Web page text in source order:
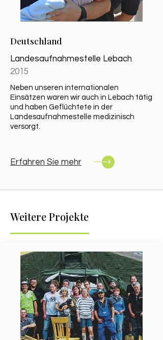
Deutschland
Landesaufnahmestelle Lebach
2015
Neben unseren internationalen
Einsätzen waren wir auch in Lebach tätig
und haben Geflüchtete in der
Landesaufnahmestelle medizinisch
versorgt.
Erfahren Sie mehr​
Weitere Projekte